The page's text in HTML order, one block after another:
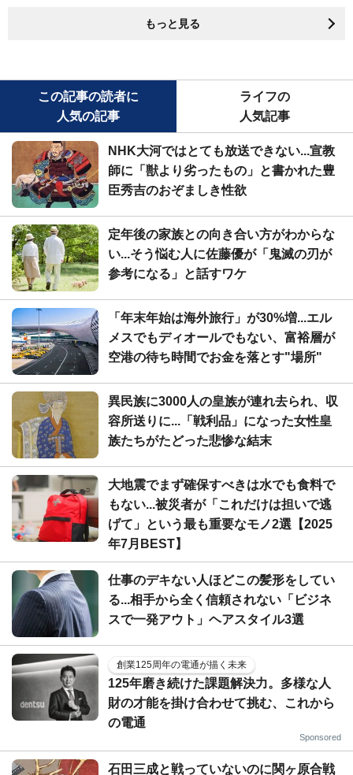
もっと見る
この記事の読者に
人気の記事
ライフの
人気記事
NHK大河ではとても放送できない...宣教
師に「獣より劣ったもの」と書かれた豊
臣秀吉のおぞましき性欲
定年後の家族との向き合い方がわからな
い...そう悩む人に佐藤優が「鬼滅の刃が
参考になる」と話すワケ
「年末年始は海外旅行」が30%増...エル
メスでもディオールでもない、富裕層が
空港の待ち時間でお金を落とす"場所"
異民族に3000人の皇族が連れ去られ、収
容所送りに...「戦利品」になった女性皇
族たちがたどった悲惨な結末
大地震でまず確保すべきは水でも食料で
もない...被災者が「これだけは担いで逃
げて」という最も重要なモノ2選【2025
年7月BEST】
仕事のデキない人ほどこの髪形をしてい
る...相手から全く信頼されない「ビジネ
スで一発アウト」ヘアスタイル3選
創業125周年の電通が描く未来
125年磨き続けた課題解決力。多様な人
財の才能を掛け合わせて挑む、これから
の電通
Sponsored
石田三成と戦っていないのに関ヶ原合戦